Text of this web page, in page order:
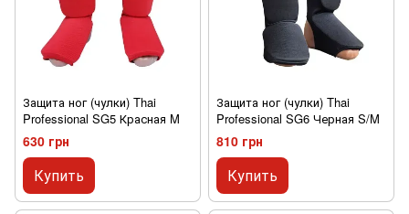
Защита ног (чулки) Thai
Professional SG5 Красная M
630 грн
Купить
Защита ног (чулки) Thai
Professional SG6 Черная S/M
810 грн
Купить